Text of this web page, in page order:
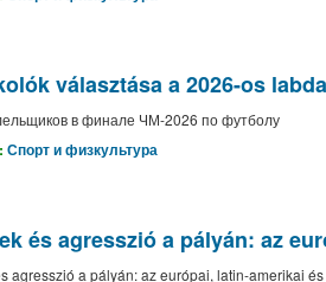
választása a 2026-os
в финале ЧМ-2026 по футболу
Спорт и физкультура
és agresszió a pályán: az
agresszió a pályán: az európai, latin-amerikai